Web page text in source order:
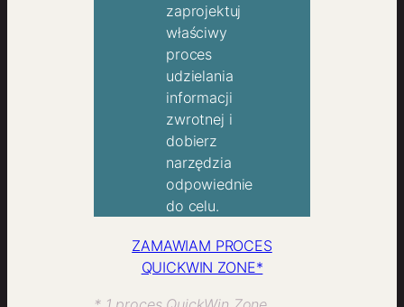
zaprojektuj
właściwy
proces
udzielania
informacji
zwrotnej i
dobierz
narzędzia
odpowiednie
do celu.
ZAMAWIAM PROCES
QUICKWIN ZONE*